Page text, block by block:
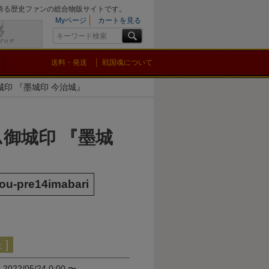
歴史ファンの総合物販サイトです。
Myページ
カートを見る
送料・発送 戦国魂について
『墨城印 今治城』
城印 『墨城
pre14imabari
]